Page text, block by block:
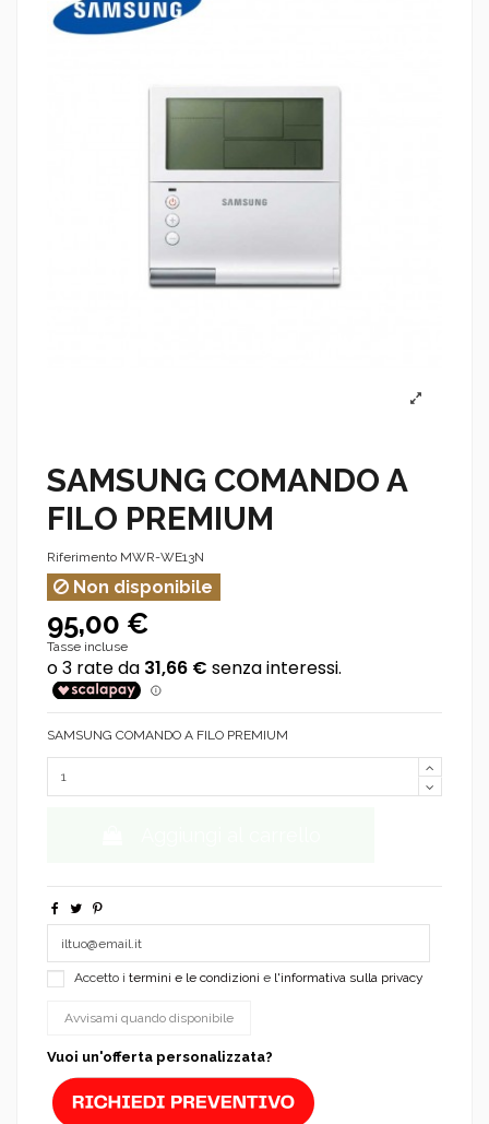
SAMSUNG COMANDO A
FILO PREMIUM
Riferimento MWR-WE13N
Non disponibile
95,00 €
Tasse incluse
SAMSUNG COMANDO A FILO PREMIUM
Accetto i termini e le condizioni e l'informativa sulla privacy
Vuoi un'offerta personalizzata?